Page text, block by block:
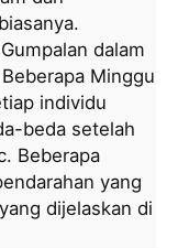
dalam
Minggu
individu
beda setelah
Beberapa
yang
dijelaskan di